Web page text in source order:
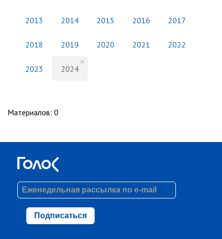
2013 2014 2015 2016 2017
2018 2019 2020 2021 2022
2023 2024
Материалов: 0
Подписаться